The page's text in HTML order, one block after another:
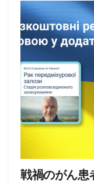
戦禍のがん患